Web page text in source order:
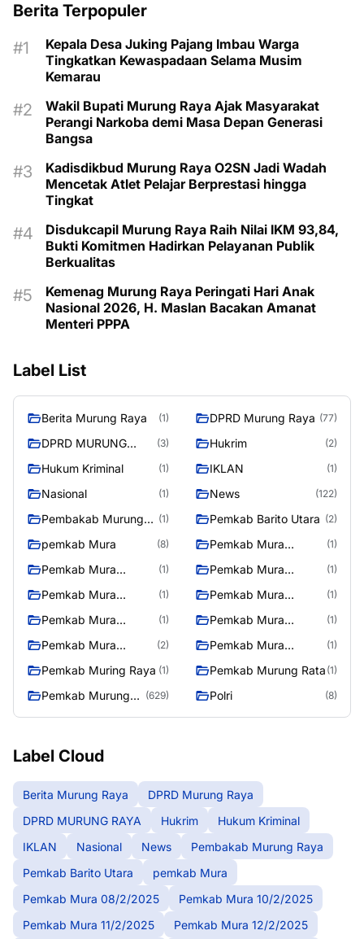
Berita Terpopuler
Kepala Desa Juking Pajang Imbau Warga
Tingkatkan Kewaspadaan Selama Musim
Kemarau
Wakil Bupati Murung Raya Ajak Masyarakat
Perangi Narkoba demi Masa Depan Generasi
Bangsa
Kadisdikbud Murung Raya O2SN Jadi Wadah
Mencetak Atlet Pelajar Berprestasi hingga
Tingkat
Disdukcapil Murung Raya Raih Nilai IKM 93,84,
Bukti Komitmen Hadirkan Pelayanan Publik
Berkualitas
Kemenag Murung Raya Peringati Hari Anak
Nasional 2026, H. Maslan Bacakan Amanat
Menteri PPPA
Label List
Berita Murung Raya (1) DPRD Murung Raya (77)
DPRD MURUNG
(3) Hukrim (2)
Hukum Kriminal (1) IKLAN (1)
Nasional (1) News (122)
Pembakab Murung
(1) Pemkab Barito Utara (2)
pemkab Mura (8)
Pemkab Mura
(1)
Pemkab Mura
(1)
Pemkab Mura
(1)
Pemkab Mura
(1)
Pemkab Mura
(1)
Pemkab Mura
(1)
Pemkab Mura
(1)
Pemkab Mura
(2)
Pemkab Mura
(1)
Pemkab Muring Raya (1) Pemkab Murung Rata (1)
Pemkab Murung
(629) Polri (8)
Label Cloud
Berita Murung Raya
DPRD Murung Raya
DPRD MURUNG RAYA
Hukrim
Hukum Kriminal
IKLAN
Nasional News
Pembakab Murung Raya
Pemkab Barito Utara
pemkab Mura
Pemkab Mura 08/2/2025
Pemkab Mura 10/2/2025
Pemkab Mura 11/2/2025
Pemkab Mura 12/2/2025